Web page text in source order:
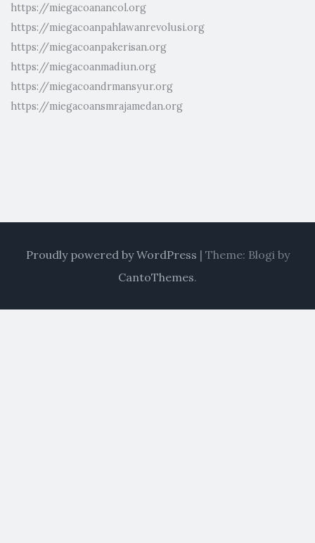
https://miegacoanancol.org
https://miegacoanpahlawanrevolusi.org
https://miegacoanpakerisan.org
https://miegacoanmadiun.org
https://miegacoandrmansyur.org
https://miegacoansmrajamedan.org
Proudly powered by WordPress | Theme: Blogi by
CantoThemes.